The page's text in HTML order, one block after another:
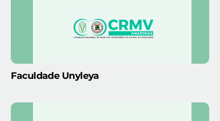
Faculdade Unyleya